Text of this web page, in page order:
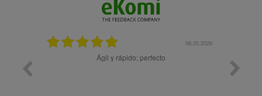
08.05.2026
Ágil y rápido; perfecto